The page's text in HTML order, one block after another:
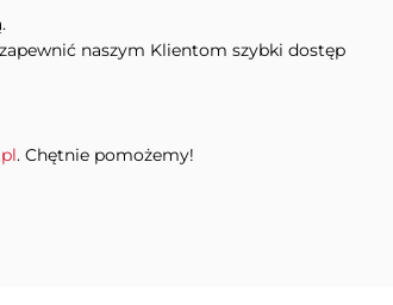
naszym Klientom szybki dostęp
. Chętnie pomożemy!